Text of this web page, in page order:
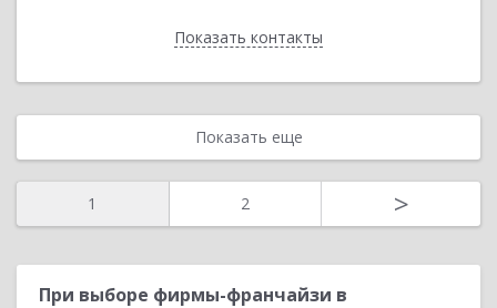
Показать контакты
Назад
Показать еще
1 2 >
При выборе фирмы-франчайзи в